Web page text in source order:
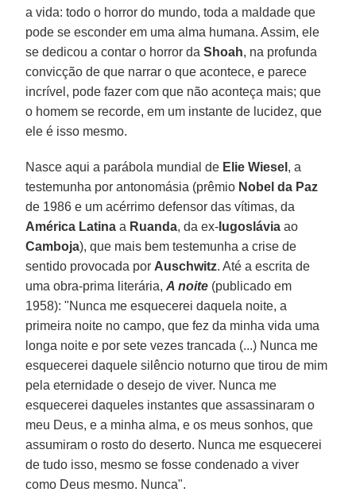
a vida: todo o horror do mundo, toda a maldade que
pode se esconder em uma alma humana. Assim, ele
se dedicou a contar o horror daShoah, na profunda
convicção de que narrar o que acontece, e parece
incrível, pode fazer com que não aconteça mais; que
o homem se recorde, em um instante de lucidez, que
ele é isso mesmo.
Nasce aqui a parábola mundial de Elie Wiesel , a
testemunha por antonomásia (prêmio Nobel da Paz
de 1986 e um acérrimo defensor das vítimas, da
América Latina a Ruanda, da ex- Iugoslávia ao
Camboja), que mais bem testemunha a crise de
sentido provocada por Auschwitz. Até a escrita de
uma obra-prima literária,A noite (publicado em
1958): "Nunca me esquecerei daquela noite, a
primeira noite no campo, que fez da minha vida uma
longa noite e por sete vezes trancada (...) Nunca me
esquecerei daquele silêncio noturno que tirou de mim
pela eternidade o desejo de viver. Nunca me
esquecerei daqueles instantes que assassinaram o
meu Deus, e a minha alma, e os meus sonhos, que
assumiram o rosto do deserto. Nunca me esquecerei
de tudo isso, mesmo se fosse condenado a viver
como Deus mesmo. Nunca".